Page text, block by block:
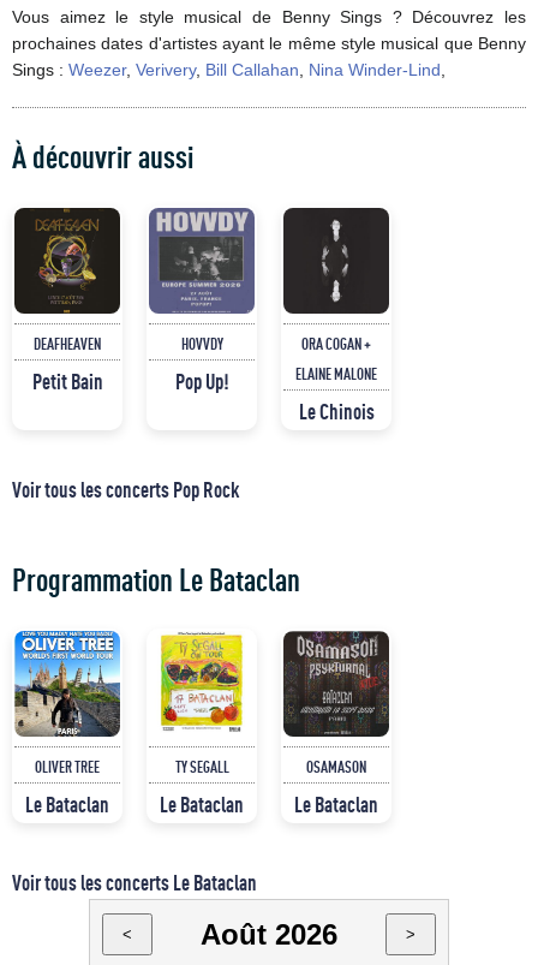
Vous aimez le style musical de Benny Sings ? Découvrez les
prochaines dates d'artistes ayant le même style musical que Benny
Sings : Weezer, Verivery, Bill Callahan Nina Winder-Lind
À découvrir aussi
DEAFHEAVEN
Petit Bain
HOVVDY
Pop Up!
ORA COGAN +
ELAINE MALONE
Le Chinois
Voir tous les concerts Pop Rock
Programmation Le Bataclan
OLIVER TREE
Le Bataclan
TY SEGALL
Le Bataclan
OSAMASON
Le Bataclan
Voir tous les concerts Le Bataclan
< Août 2026 >